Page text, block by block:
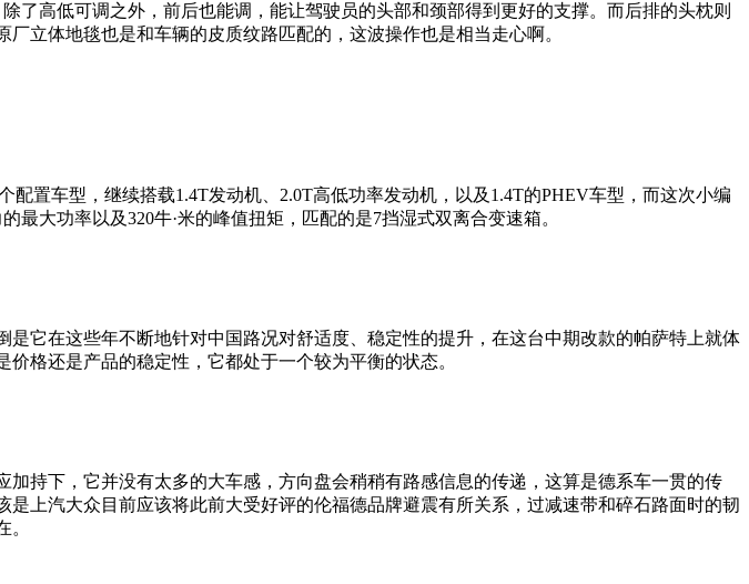
了高低可调之外，前后也能调，能让驾驶员的头部和颈部得到更好的支撑。而后排的头枕则
立体地毯也是和车辆的皮质纹路匹配的，这波操作也是相当走心啊。
置车型，继续搭载1.4T发动机、2.0T高低功率发动机，以及1.4T的PHEV车型，而这次小编
大功率以及320牛·米的峰值扭矩，匹配的是7挡湿式双离合变速箱。
它在这些年不断地针对中国路况对舒适度、稳定性的提升，在这台中期改款的帕萨特上就体
格还是产品的稳定性，它都处于一个较为平衡的状态。
持下，它并没有太多的大车感，方向盘会稍稍有路感信息的传递，这算是德系车一贯的传
上汽大众目前应该将此前大受好评的伦福德品牌避震有所关系，过减速带和碎石路面时的韧